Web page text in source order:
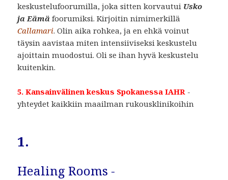
keskustelufoorumilla, joka sitten korvautui Usko
ja Eämä foorumiksi. Kirjoitin nimimerkillä
Callamari. Olin aika rohkea, ja en ehkä voinut
täysin aavistaa miten intensiiviseksi keskustelu
ajoittain muodostui. Oli se ihan hyvä keskustelu
kuitenkin.
5. Kansainvälinen keskus Spokanessa IAHR -
yhteydet kaikkiin maailman rukousklinikoihin
1.
Healing Rooms -